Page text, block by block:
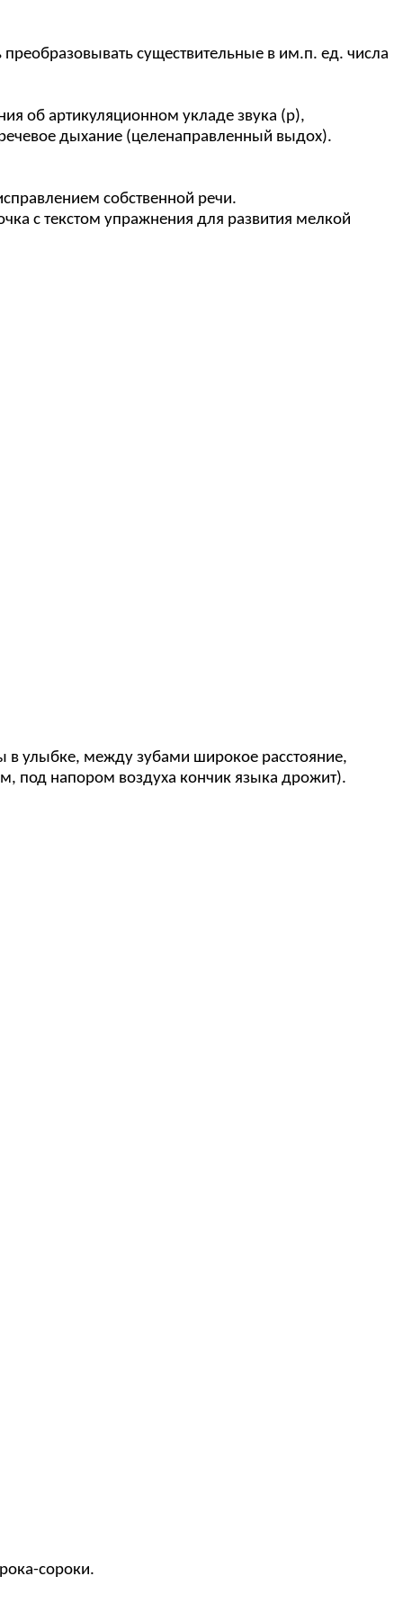
существительные в им.п. ед. числа
об артикуляционном укладе звука (р),
речевое дыхание (целенаправленный выдох).
собственной речи.
с текстом упражнения для развития мелкой
в улыбке, между зубами широкое расстояние,
под напором воздуха кончик языка дрожит).
сороки.